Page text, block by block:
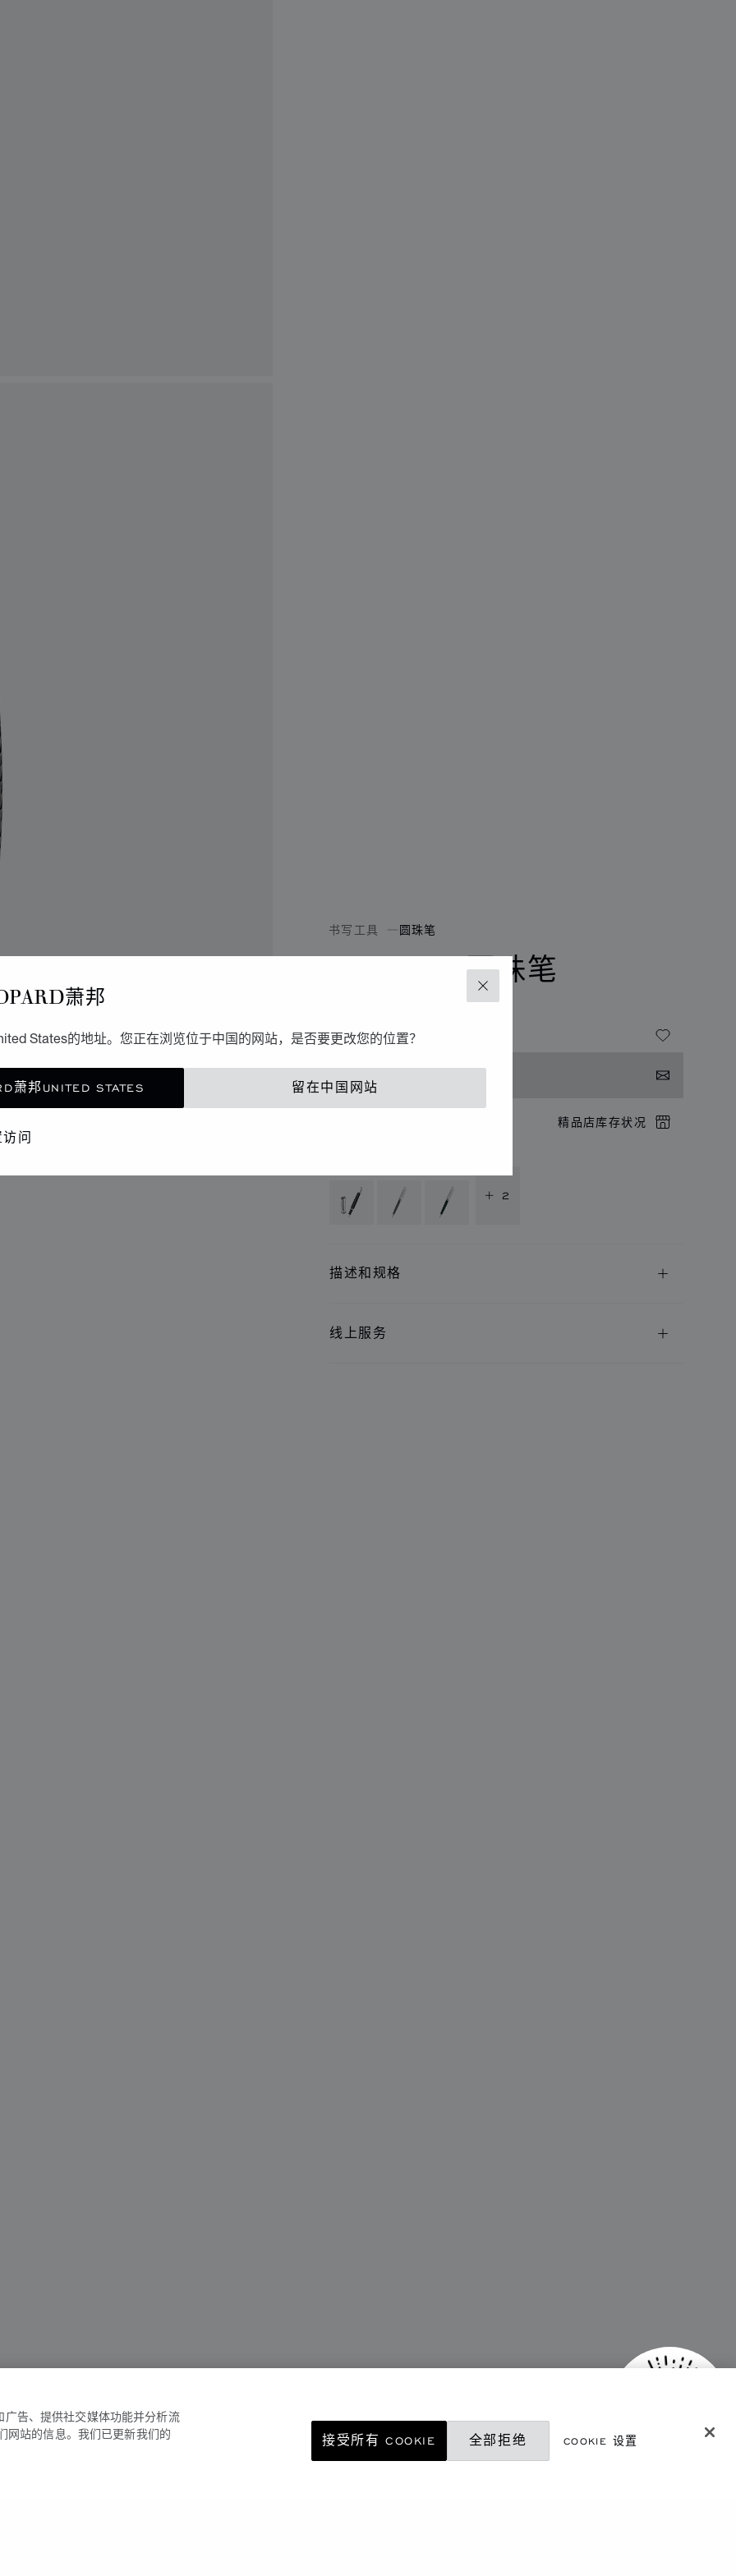
关闭
萧邦
States的地址。您正在浏览位于中国的网站，是否要更改您的位置？
萧邦UNITED STATES 留在中国网站
问
书写工具 圆珠笔
BRESCIA圆珠笔
黑色树脂 - 银色和黄金色金属
精品店库存状况
+ 2
描述和规格
线上服务
告、提供社交媒体功能并分析流
网站的信息。我们已更新我们的
COOKIE 设置
全部拒绝
接受所有 COOKIE